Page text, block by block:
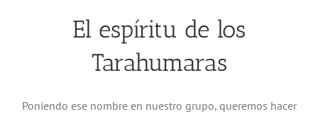
El espíritu de los
Tarahumaras
Poniendo ese nombre en nuestro grupo, queremos hacer